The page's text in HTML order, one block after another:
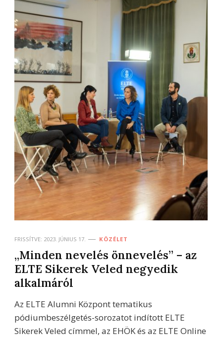
FRISSÍTVE: 2023. JÚNIUS 17. KÖZÉLET
„Minden nevelés önnevelés” – az
ELTE Sikerek Veled negyedik
alkalmáról
Az ELTE Alumni Központ tematikus
pódiumbeszélgetés-sorozatot indított ELTE
Sikerek Veled címmel, az EHÖK és az ELTE Online